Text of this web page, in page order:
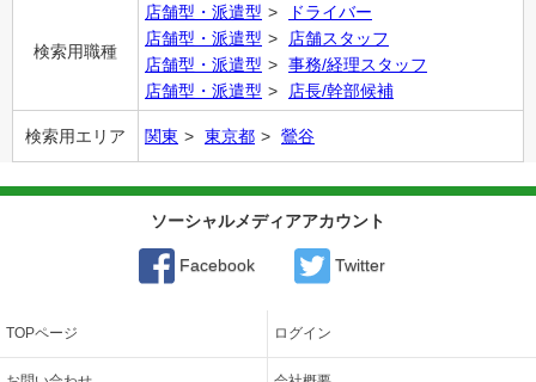
検索用職種
店舗型・派遣型
ドライバー
店舗型・派遣型
店舗スタッフ
店舗型・派遣型
事務/経理スタッフ
店舗型・派遣型
店長/幹部候補
検索用エリア 関東 東京都 鶯谷
ソーシャルメディアアカウント
Facebook Twitter
TOPページ ログイン